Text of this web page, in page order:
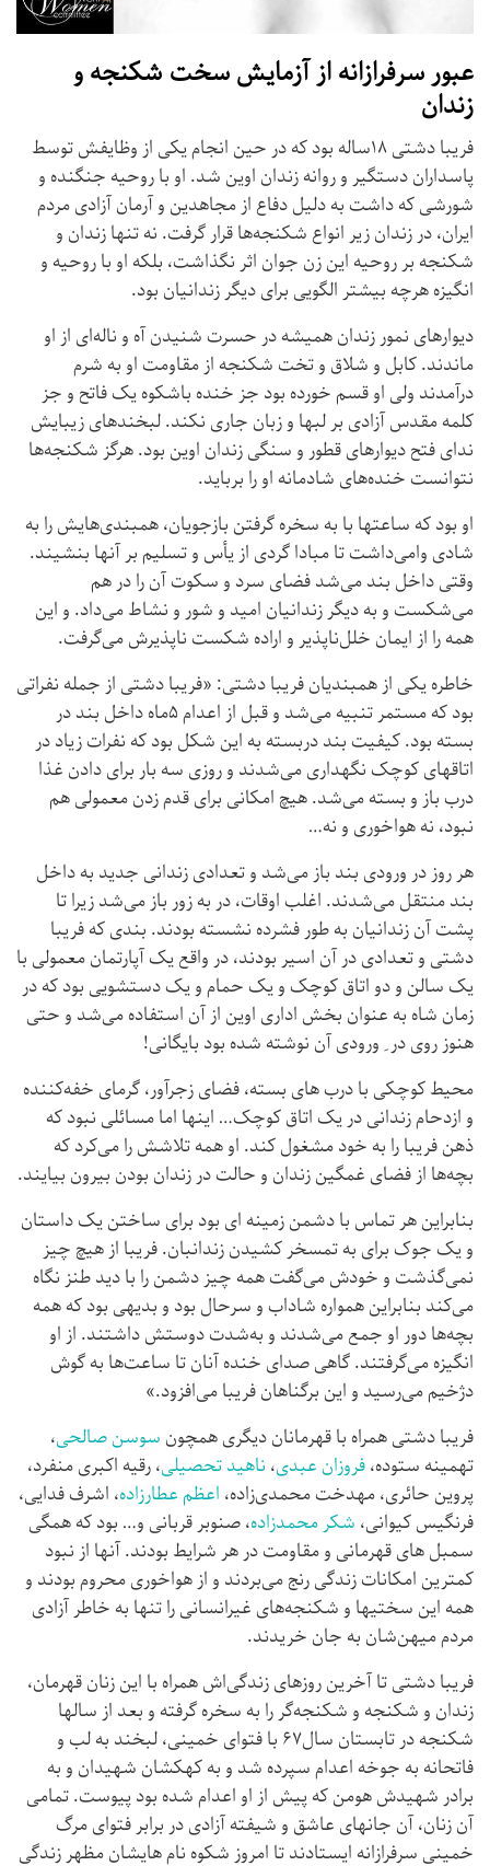
عبور سرفرازانه از آزمایش سخت شکنجه و
زندان
فریبا دشتی ۱۸ساله بود که در حین انجام یکی از وظایفش توسط
پاسداران دستگیر و روانه زندان اوین شد. او با روحیه جنگنده و
شورشی که داشت به دلیل دفاع از مجاهدین و آرمان آزادی مردم
ایران، در زندان زیر انواع شکنجه‌ها قرار گرفت. نه تنها زندان و
شکنجه بر روحیه این زن جوان اثر نگذاشت، بلکه او با روحیه و
انگیزه هرچه بیشتر الگویی برای دیگر زندانیان بود.
دیوارهای نمور زندان همیشه در حسرت شنیدن آه و ناله‌ای از او
ماندند. کابل و شلاق و تخت شکنجه از مقاومت او به شرم
درآمدند ولی او قسم خورده بود جز خنده باشکوه یک فاتح و جز
کلمه مقدس آزادی بر لبها و زبان جاری نکند. لبخندهای زیبایش
ندای فتح دیوارهای قطور و سنگی زندان اوین بود. هرگز شکنجه‌ها
نتوانست خنده‌های شادمانه او را برباید.
او بود که ساعتها با به سخره گرفتن بازجویان، همبندی‌هایش را به
شادی وامی‌داشت تا مبادا گردی از یأس و تسلیم بر آنها بنشیند.
وقتی داخل بند می‌شد فضای سرد و سکوت آن ‌را در هم‌
می‌شکست و به دیگر زندانیان امید و شور و نشاط می‌داد. و این
همه را از ایمان خلل‌ناپذیر و اراده شکست ناپذیرش می‌گرفت.
خاطره یکی از همبندیان فریبا دشتی: «فریبا دشتی از جمله نفراتی
بود که مستمر تنبیه می‌شد و قبل از اعدام ۵‌ماه داخل بند در
بسته بود. کیفیت بند در‌بسته به این شکل بود که نفرات زیاد در
اتاقهای کوچک نگهداری می‌شدند و روزی سه بار برای دادن غذا
درب باز و بسته می‌شد. هیچ امکانی برای قدم زدن معمولی هم
نبود، نه هواخوری و نه…
هر روز در ورودی بند باز می‌شد و تعدادی زندانی جدید به داخل
بند منتقل می‌شدند. اغلب اوقات، در به زور باز می‌شد زیرا تا
پشت آن زندانیان به طور فشرده نشسته بودند. بندی که فریبا
دشتی و تعدادی در آن اسیر بودند، در واقع یک آپارتمان معمولی با
یک سالن و دو اتاق کوچک و یک حمام و یک دستشویی بود که در
زمان شاه به عنوان بخش اداری اوین از آن استفاده می‌شد و حتی
هنوز روی در ِ ورودی آن نوشته شده بود بایگانی!
محیط کوچکی با درب های بسته، فضای زجرآور، گرمای خفه‌کننده
و ازدحام زندانی در یک اتاق کوچک… اینها اما مسائلی نبود که
ذهن فریبا را به خود مشغول کند. او همه تلاشش را می‌کرد که
بچه‌ها از فضای غمگین زندان و حالت در زندان بودن بیرون بیایند.
بنابراین هر تماس با دشمن زمینه ای بود برای ساختن یک داستان
و یک جوک برای به تمسخر کشیدن زندانبان. فریبا از هیچ چیز
نمی‌گذشت و خودش می‌گفت همه چیز دشمن را با دید طنز نگاه
می‌کند بنابراین همواره شاداب و سرحال بود و بدیهی بود که همه
بچه‌ها دور او جمع می‌شدند و به‌شدت دوستش داشتند. از او
انگیزه می‌گرفتند. گاهی صدای خنده آنان تا ساعت‌ها به گوش
دژخیم می‌رسید و این برگناهان فریبا می‌افزود.»
فریبا دشتی همراه با قهرمانان دیگری همچون سوسن صالحی،
تهمینه ستوده،فروزان عبدی، ناهید تحصیلی، رقیه اکبری منفرد،
پروین حائری، مهدخت محمدی‌زاده، اعظم عطارزاده، اشرف فدایی،
فرنگیس کیوانی، شکر محمدزاده، صنوبر قربانی و… بود که همگی
سمبل های قهرمانی و مقاومت در هر شرایط بودند. آنها از نبود
کمترین امکانات زندگی رنج می‌بردند و از هواخوری محروم بودند و
همه این سختیها و شکنجه‌های غیرانسانی را تنها به خاطر آزادی
مردم میهن‌شان به جان خریدند.
فریبا دشتی تا آخرین روزهای زندگی‌اش همراه با این زنان قهرمان،
زندان و شکنجه و شکنجه‌گر را به سخره گرفته و بعد از سالها
شکنجه در تابستان سال۶۷ با فتوای خمینی، لبخند به لب و
فاتحانه به جوخه اعدام سپرده شد و به کهکشان شهیدان و به
برادر شهیدش هومن که پیش از او اعدام شده بود پیوست. تمامی
آن زنان، آن جانهای عاشق و شیفته آزادی در برابر فتوای مرگ
خمینی سرفرازانه ایستادند تا امروز شکوه نام هایشان مظهر زندگی